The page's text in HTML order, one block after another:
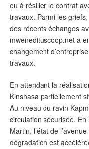
eu à résilier le contrat
travaux. Parmi les
des récents échanges
mwenedituscoop.net a
changement
travaux.
En attendant la
Kinshasa partiellement
Au niveau du ravin
circulation sécurisée.
Martin, l’état de
dégradation est